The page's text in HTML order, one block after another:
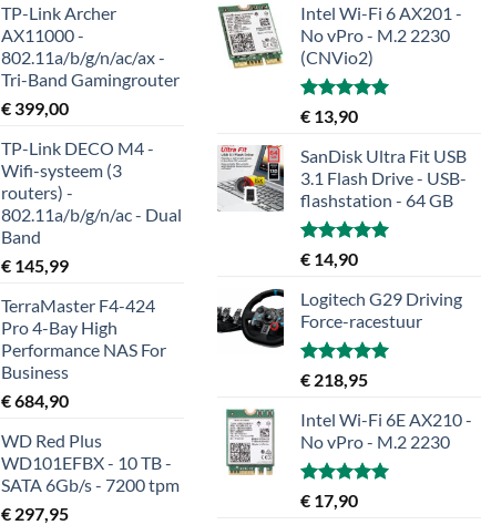
TP-Link Archer
AX11000 -
802.11a/b/g/n/ac/ax -
Tri-Band Gamingrouter
€ 399,00
TP-Link DECO M4 -
Wifi-systeem (3
routers) -
802.11a/b/g/n/ac - Dual
Band
€ 145,99
TerraMaster F4-424
Pro 4-Bay High
Performance NAS For
Business
€684,90
WD Red Plus
WD101EFBX - 10 TB -
SATA 6Gb/s - 7200 tpm
€ 297,95
Intel Wi-Fi 6 AX201 -
No vPro - M.2 2230
(CNVio2)
Gewaardeerd
uit 5
€ 13,90
SanDisk Ultra Fit USB
3.1 Flash Drive - USB-
flashstation - 64 GB
Gewaardeerd
uit 5
€ 14,90
Logitech G29 Driving
Force-racestuur
Gewaardeerd
uit 5
€ 218,95
Intel Wi-Fi 6E AX210 -
No vPro - M.2 2230
Gewaardeerd
uit 5
€ 17,90